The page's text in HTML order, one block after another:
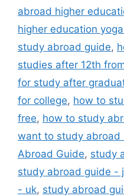
abroad higher
higher education
study abroad guide,
studies after 12th
for study after
for college, how to
free, how to study
want to study
Abroad Guide, study
study abroad guide -
- uk, study abroad